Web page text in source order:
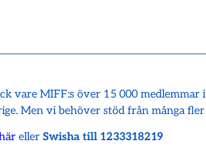
vare MIFF:s över 15 000 medlemmar
Men vi behöver stöd från många
eller Swisha till 1233318219